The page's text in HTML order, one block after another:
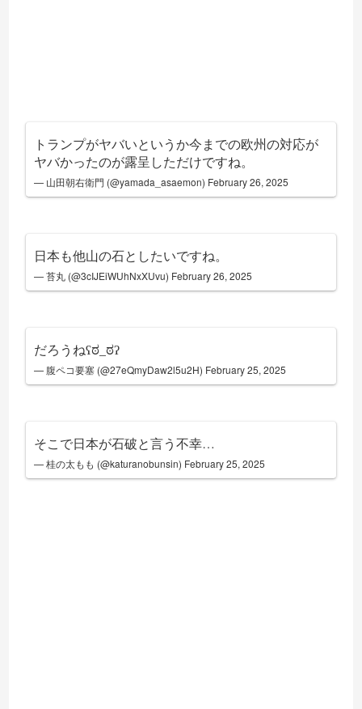
トランプがヤバいというか今までの欧州の対応が
ヤバかったのが露呈しただけですね。
— 山田朝右衛門 (@yamada_asaemon) February 26, 2025
日本も他山の石としたいですね。
— 苔丸 (@3cIJEiWUhNxXUvu) February 26, 2025
だろうねʕ⁠ಠ⁠_⁠ಠ⁠ʔ
— 腹ペコ要塞 (@27eQmyDaw2l5u2H) February 25, 2025
そこで日本が石破と言う不幸…
— 桂の太もも (@katuranobunsin) February 25, 2025